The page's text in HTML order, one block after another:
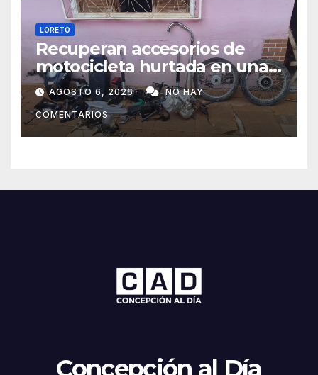
LORETO
Recuperan accesorios de
motocicleta hurtada en una
zona boscosa de Loreto
AGOSTO 6, 2026 NO HAY
COMENTARIOS
Concepción al Día